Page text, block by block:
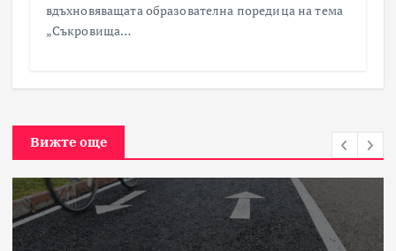
вдъхновяващата образователна поредица на тема
„Съкровища…
Вижте още